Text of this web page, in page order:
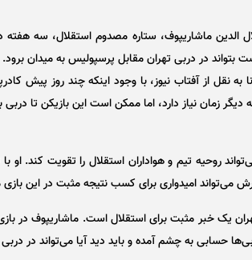
ماشاریپوف، ستاره مصدوم استقلال، سه هفته
در دربی تهران مقابل پرسپولیس به میدان برود.
به نقل از آفتاب نیوز، با وجود اینکه چند روز پیش
به مرز آمادگی ۳ هفته دیگر زمان نیاز دارد، اما ممکن است این
روحیه تیم و هواداران استقلال را تقویت کند. او
امیدواری برای کسب نتیجه مثبت در این بازی
یک خبر مثبت برای استقلال است. ماشاریپوف در
حسابی به چشم آمده و باید دید آیا می‌تواند در دربی